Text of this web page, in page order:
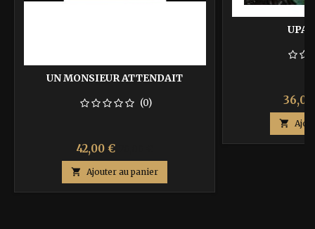
UN MONSIEUR ATTENDAIT
(0)
Prix
42,00 €
base
 Ajouter au panier
UPA
Prix
